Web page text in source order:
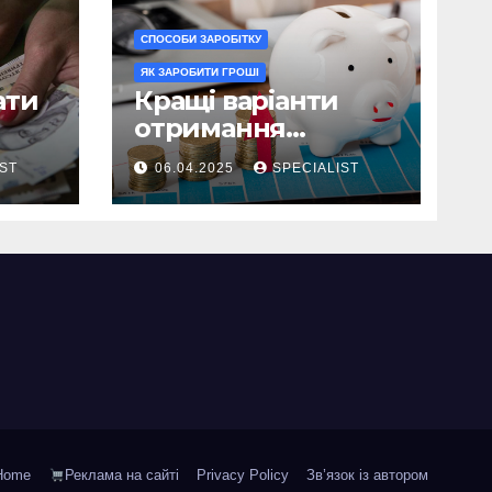
СПОСОБИ ЗАРОБІТКУ
ЯК ЗАРОБИТИ ГРОШІ
Кращі варіанти
отримання
пасивного доходу
та інвестування у
2025 році
06.04.2025 SPECIALIST
Реклама на сайті Privacy Policy Зв’язок із автором